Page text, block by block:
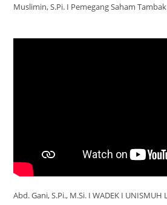
Muslimin, S.Pi. I Pemegang Saham Tambak
Abd. Gani, S.Pi., M.Si. I WADEK I UNISMUH